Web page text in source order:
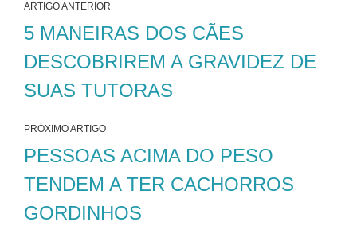
ARTIGO ANTERIOR
5 MANEIRAS DOS CÃES
DESCOBRIREM A GRAVIDEZ DE
SUAS TUTORAS
PRÓXIMO ARTIGO
PESSOAS ACIMA DO PESO
TENDEM A TER CACHORROS
GORDINHOS